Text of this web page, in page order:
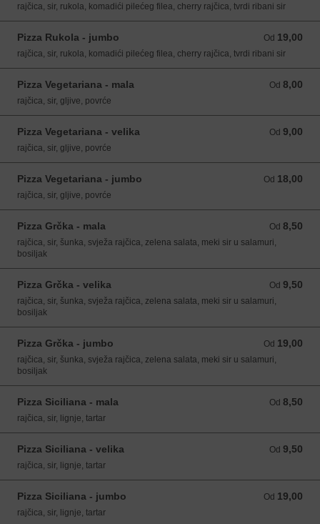
rajčica, sir, rukola, komadići pilećeg filea, cherry rajčica, tvrdi ribani sir
Pizza Rukola - jumbo Od 19,00
Od 19,00 EUR
rajčica, sir, rukola, komadići pilećeg filea, cherry rajčica, tvrdi ribani sir
Pizza Vegetariana - mala Od 8,00
Od 8,00 EUR
rajčica, sir, gljive, povrće
Pizza Vegetariana - velika Od 9,00
Od 9,00 EUR
rajčica, sir, gljive, povrće
Pizza Vegetariana - jumbo Od 18,00
Od 18,00 EUR
rajčica, sir, gljive, povrće
Pizza Grčka - mala Od 8,50
Od 8,50 EUR
rajčica, sir, šunka, svježa rajčica, zelena salata, meki sir u salamuri,
bosiljak
Pizza Grčka - velika Od 9,50
Od 9,50 EUR
rajčica, sir, šunka, svježa rajčica, zelena salata, meki sir u salamuri,
bosiljak
Pizza Grčka - jumbo Od 19,00
Od 19,00 EUR
rajčica, sir, šunka, svježa rajčica, zelena salata, meki sir u salamuri,
bosiljak
Pizza Siciliana - mala Od 8,50
Od 8,50 EUR
rajčica, sir, lignje, tartar
Pizza Siciliana - velika Od 9,50
Od 9,50 EUR
rajčica, sir, lignje, tartar
Pizza Siciliana - jumbo Od 19,00
Od 19,00 EUR
rajčica, sir, lignje, tartar